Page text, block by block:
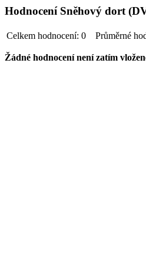
Hodnocení Sněhový dort
Celkem hodnocení: 0 Průměrné
Žádné hodnocení není zatím